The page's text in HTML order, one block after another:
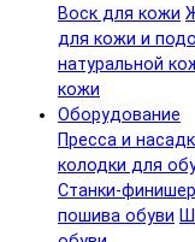
Воск для кожи
для кожи и
натуральной
кожи
Оборудование
Пресса и
колодки для
Станки-
пошива обуви